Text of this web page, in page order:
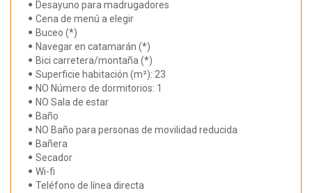
Desayuno para madrugadores
Cena de menú a elegir
Buceo (*)
Navegar en catamarán (*)
Bici carretera/montaña (*)
Superficie habitación (m²): 23
NO Número de dormitorios: 1
NO Sala de estar
Baño
NO Baño para personas de movilidad reducida
Bañera
Secador
Wi-fi
Teléfono de línea directa